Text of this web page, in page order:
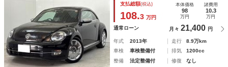
支払総額(税込)
108.3 万円
本体価格
98
万円
諸費用
10.3
万円
通常ローン 月々 21,400 円
年式 2013年 走行
8.9万km
車検
車検整備付 排気
1200cc
整備
法定整備付 修復
なし